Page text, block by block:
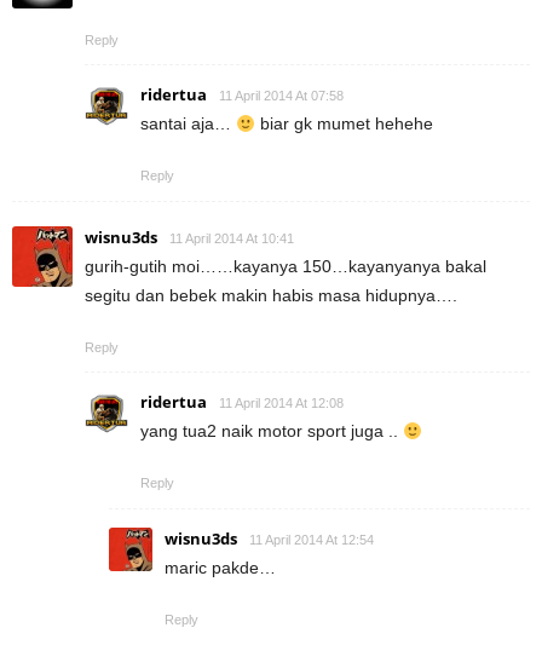
Reply
ridertua 11 April 2014 At 07:58
santai aja… biar gk mumet hehehe
Reply
wisnu3ds 11 April 2014 At 10:41
gurih-gutih moi……kayanya 150…kayanyanya bakal
segitu dan bebek makin habis masa hidupnya….
Reply
ridertua 11 April 2014 At 12:08
yang tua2 naik motor sport juga ..
Reply
wisnu3ds 11 April 2014 At 12:54
maric pakde…
Reply